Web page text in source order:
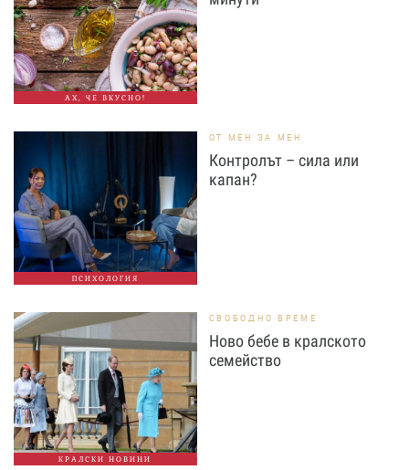
АХ, ЧЕ ВКУСНО!
ПСИХОЛОГИЯ
ОТ МЕН ЗА МЕН
Контролът – сила или
капан?
КРАЛСКИ НОВИНИ
СВОБОДНО ВРЕМЕ
Ново бебе в кралското
семейство